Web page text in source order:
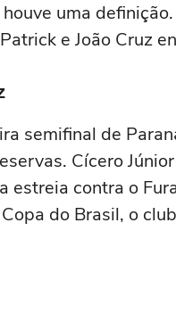
uma
e João Cruz
semifinal de
Cícero
estreia contra o
do Brasil, o